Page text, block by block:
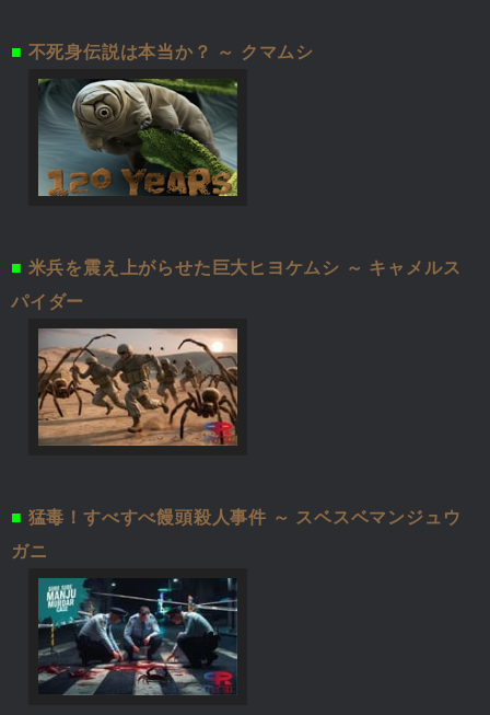
■ 不死身伝説は本当か？ ～ クマムシ
■ 米兵を震え上がらせた巨大ヒヨケムシ ～ キャメルス
パイダー
■ 猛毒！すべすべ饅頭殺人事件 ～ スベスベマンジュウ
ガニ